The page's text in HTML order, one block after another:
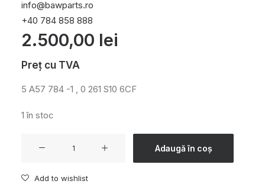
info@bawparts.ro
+40 784 858 888
2.500,00 lei
Preț cu TVA
5 A57 784 -1 , 0 261 S10 6CF
1 în stoc
Adaugă în coș
Add to wishlist